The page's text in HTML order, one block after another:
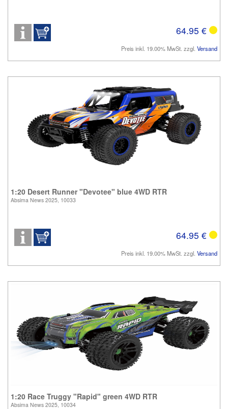
64.95 €
Preis inkl. 19.00% MwSt. zzgl. Versand
1:20 Desert Runner "Devotee" blue 4WD RTR
Absima News 2025, 10033
64.95 €
Preis inkl. 19.00% MwSt. zzgl. Versand
1:20 Race Truggy "Rapid" green 4WD RTR
Absima News 2025, 10034